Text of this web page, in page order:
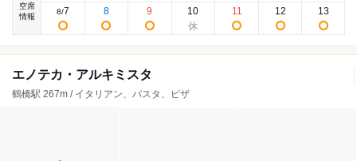
空席
情報
8/7 8 9 10 11 12 13
エノテカ・アルキミスタ
鶴橋駅 267m / イタリアン、パスタ、ピザ